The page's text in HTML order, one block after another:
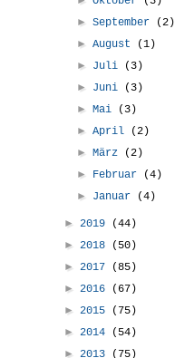
►September
(2)
►August
(1)
► Juli
(3)
► Juni
(3)
►Mai
(3)
►April
(2)
►März
(2)
► Februar
(4)
► Januar (4)
► 2019
(44)
► 2018
(50)
► 2017
(85)
► 2016
(67)
► 2015
(75)
► 2014
(54)
► 2013
(75)